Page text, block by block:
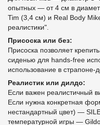
опытных — от 4 см в
Tim (3,4 см) и Real Body
реалистики".
Присоска или без:
Присоска позволяет
сиденью для hands-free
использование в страпоне-
Реалистик или дилдо:
Если важен реалистичный
Если нужна конкретная
нестандартный цвет) —
температурной игры —